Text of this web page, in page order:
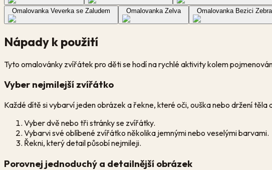
Omalovanka Veverka se Zaludem Omalovanka Zelva Omalovanka Bezici Zebra
Nápady k použití
Tyto omalovánky zvířátek pro děti se hodí na rychlé aktivity kolem
Vyber nejmilejší zvířátko
Každé dítě si vybarví jeden obrázek a řekne, které oči, ouška nebo držení těla
Vyber dvě nebo tři stránky se zvířátky.
Vybarvi své oblíbené zvířátko několika jemnými nebo veselými barvami.
Řekni, který detail působí nejmileji.
Porovnej jednoduchý a detailnější obrázek